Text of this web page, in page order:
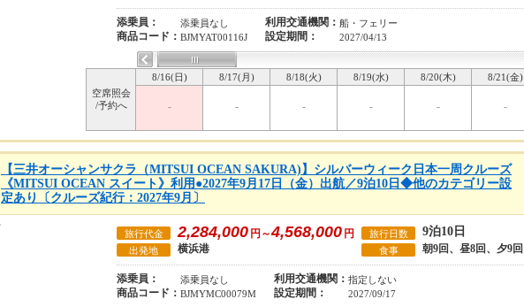
添乗員： 添乗員なし 利用交通機関： 船・フェリー
商品コード： BJMYAT00116J 設定期間： 2027/04/13
空席照会
/予約へ
8/16(日) 8/17(月) 8/18(火) 8/19(水) 8/20(木) 8/21(金)
- - - - - -
【三井オーシャンサクラ（MITSUI OCEAN SAKURA)】シルバーウィーク日本一周クルーズ
《MITSUI OCEAN スイート》利用●2027年9月17日（金）出航／9泊10日◆他のカテゴリー設
定あり〔クルーズ紀行：2027年9月〕
旅行代金 2,284,000 円～4,568,000 円 旅行日数 9泊10日
出発地 横浜港 食事 朝9回、昼8回、夕9回
添乗員： 添乗員なし 利用交通機関： 指定しない
商品コード： BJMYMC00079M 設定期間： 2027/09/17